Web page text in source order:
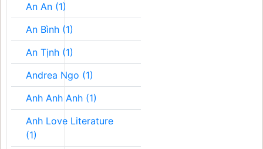
An An (1)
An Bình (1)
An Tịnh (1)
Andrea Ngo (1)
Anh Anh Anh (1)
Anh Love Literature
(1)